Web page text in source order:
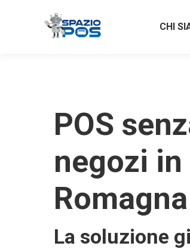
CHI
POS
negozi
Romagna
La soluzione